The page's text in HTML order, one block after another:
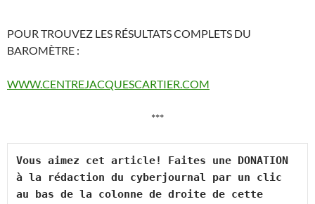
POUR TROUVEZ LES RÉSULTATS COMPLETS DU
BAROMÈTRE :
WWW.CENTREJACQUESCARTIER.COM
***
Vous aimez cet article! Faites une DONATION
à la rédaction du cyberjournal par un clic
au bas de la colonne de droite de cette